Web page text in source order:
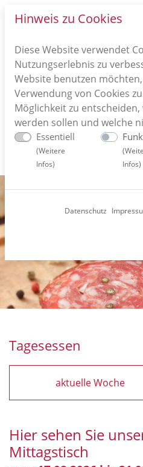
Tagesessen
aktuelle Woche
Hier sehen Sie
Mittagstisch
Hinweis zu Cookies
Diese Website verwendet
Nutzungserlebnis zu
Website benutzen
Verwendung von Cookies
Möglichkeit zu
werden sollen und welche
Essentiell
(Weitere
Infos)
(
Infos)
Datenschutz